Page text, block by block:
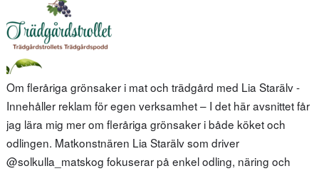
Om fleråriga grönsaker i mat och trädgård med Lia Starälv -
Innehåller reklam för egen verksamhet – I det här avsnittet får
jag lära mig mer om fleråriga grönsaker i både köket och
odlingen. Matkonstnären Lia Starälv som driver
@solkulla_matskog fokuserar på enkel odling, näring och